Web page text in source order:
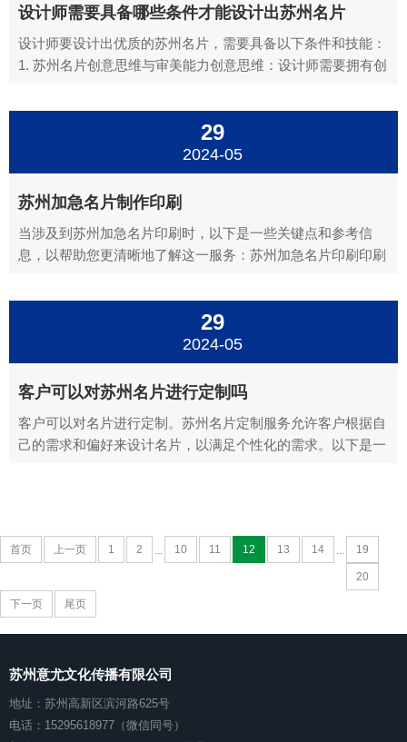
设计师需要具备哪些条件才能设计出苏州名片
设计师要设计出优质的苏州名片，需要具备以下条件和技能：
1. 苏州名片创意思维与审美能力创意思维：设计师需要拥有创
能力：良好的审美观是设计师的基础素质，需要能够识别美学
上优秀作品的能力，以便在名片设计中体现出美感。2. 苏州名
29
2024-05
苏州加急名片制作印刷
当涉及到苏州加急名片印刷时，以下是一些关键点和参考信
息，以帮助您更清晰地了解这一服务：苏州加急名片印刷印刷
刷。其中，激光打印和胶印在名片印刷中广泛使用，而丝网印
刷则相对较少。这些不同的印刷方式适用于不同的需求和材
29
2024-05
客户可以对苏州名片进行定制吗
客户可以对名片进行定制。苏州名片定制服务允许客户根据自
己的需求和偏好来设计名片，以满足个性化的需求。以下是一
首页 上一页 1 2 ... 10 11 12 13 14 ... 19
20
下一页 尾页
苏州意尤文化传播有限公司
地址：苏州高新区滨河路625号
电话：15295618977（微信同号）